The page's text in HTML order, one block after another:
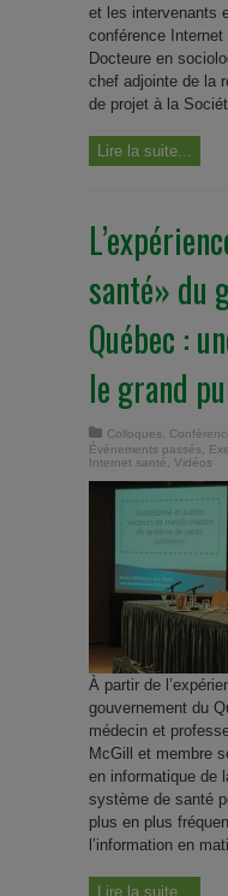
et les intervenants
conférence
Docteure en
chef adjointe de la
de projet à la
Lire la suite...
santé» du
Québec :
le grand
Colloques
Évènements passés
Internet santé
Vidéos
À partir de
gouvernement du
médecin et
McGill et membre
en informatique de
système de santé
plus en plus
l’information en
Lire la suite...